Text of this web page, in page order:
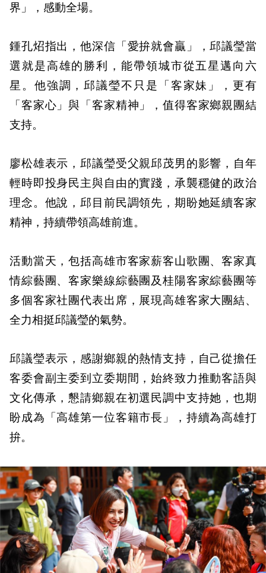
界」，感動全場。
鍾孔炤指出，他深信「愛拚就會贏」，邱議瑩當
選就是高雄的勝利，能帶領城市從五星邁向六
星。他強調，邱議瑩不只是「客家妹」，更有
「客家心」與「客家精神」，值得客家鄉親團結
支持。
廖松雄表示，邱議瑩受父親邱茂男的影響，自年
輕時即投身民主與自由的實踐，承襲穩健的政治
理念。他說，邱目前民調領先，期盼她延續客家
精神，持續帶領高雄前進。
活動當天，包括高雄市客家薪客山歌團、客家真
情綜藝團、客家樂線綜藝團及桂陽客家綜藝團等
多個客家社團代表出席，展現高雄客家大團結、
全力相挺邱議瑩的氣勢。
邱議瑩表示，感謝鄉親的熱情支持，自己從擔任
客委會副主委到立委期間，始終致力推動客語與
文化傳承，懇請鄉親在初選民調中支持她，也期
盼成為「高雄第一位客籍市長」，持續為高雄打
拚。